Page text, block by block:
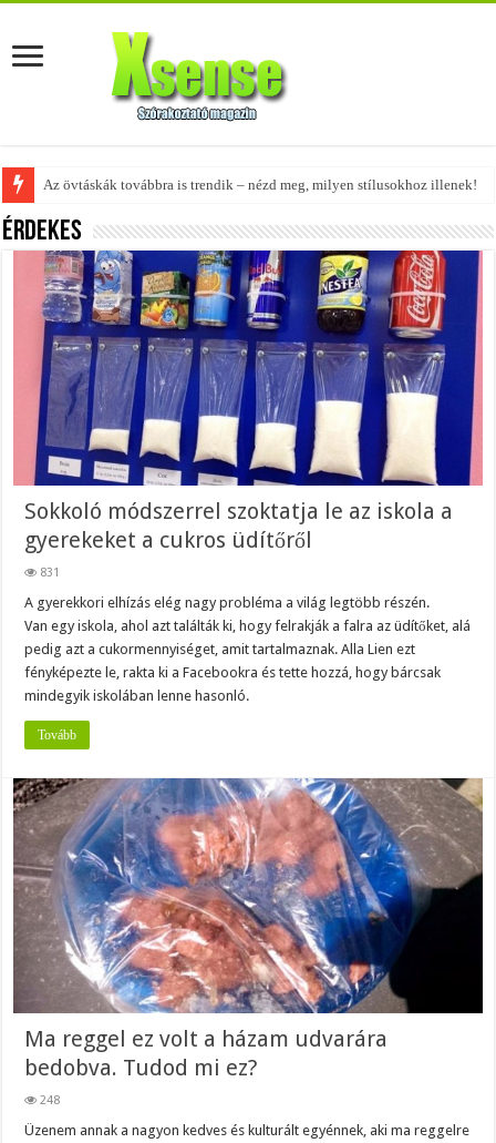
Az övtáskák továbbra is trendik – nézd meg, milyen stílusokhoz illenek!
Érdekes
Sokkoló módszerrel szoktatja le az iskola a
gyerekeket a cukros üdítőről
831
A gyerekkori elhízás elég nagy probléma a világ legtöbb részén.
Van egy iskola, ahol azt találták ki, hogy felrakják a falra az üdítőket, alá
pedig azt a cukormennyiséget, amit tartalmaznak. Alla Lien ezt
fényképezte le, rakta ki a Facebookra és tette hozzá, hogy bárcsak
mindegyik iskolában lenne hasonló.
Tovább
Ma reggel ez volt a házam udvarára
bedobva. Tudod mi ez?
248
Üzenem annak a nagyon kedves és kulturált egyénnek, aki ma reggelre